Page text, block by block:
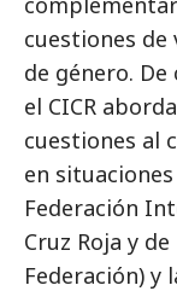
cuestiones
de género.
el CICR
cuestiones al
en
Federación
Cruz Roja y
Federación) y